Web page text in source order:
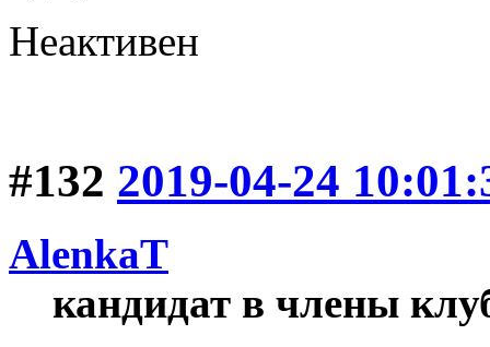
Неактивен
#132 2019-04-24
AlenkaT
кандидат в члены